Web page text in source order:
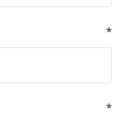
*
*